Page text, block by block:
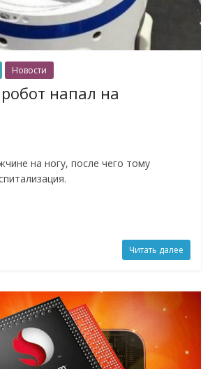
Новости
напал на
на ногу, после чего тому
Читать далее